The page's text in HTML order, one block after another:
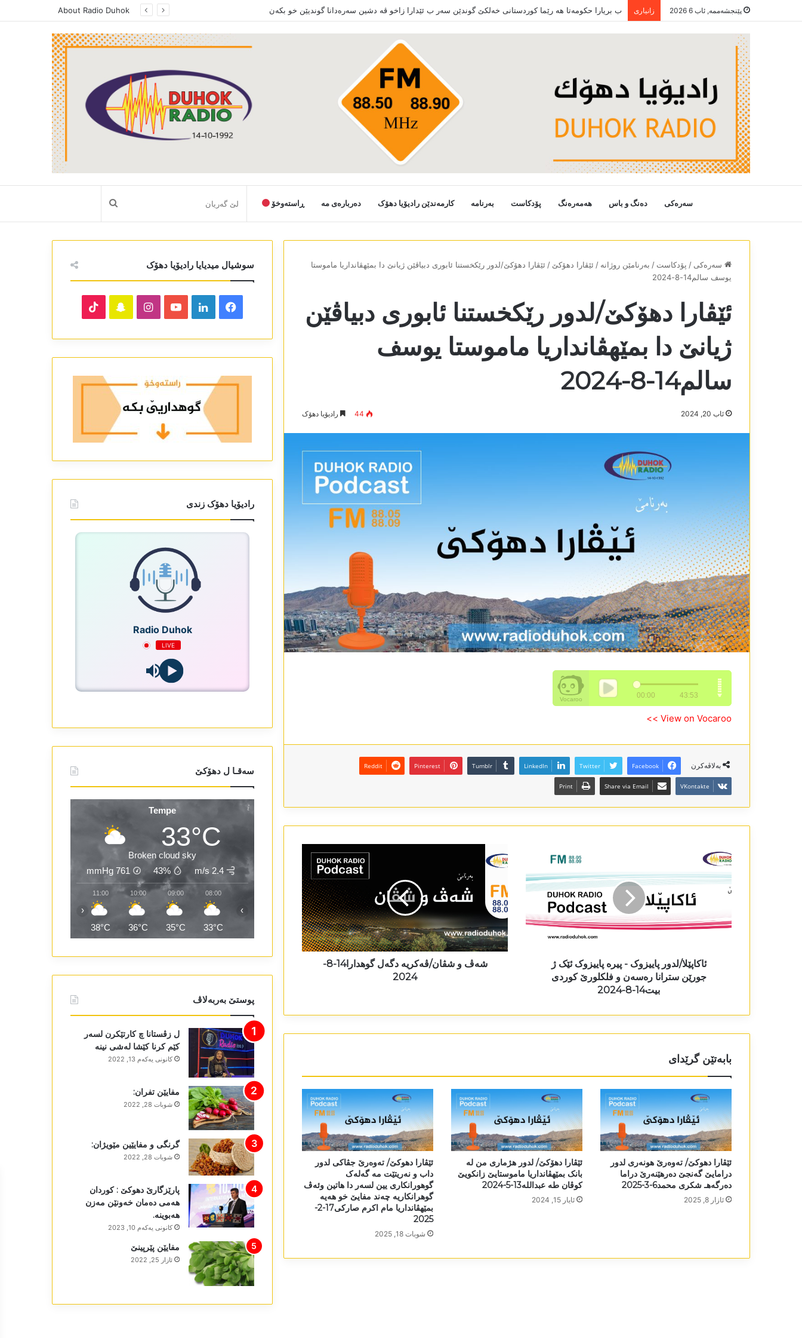
پێنجشەممە, ئاب 6 2026 زانیاری ھەر سترانەک چێرۆکەکە About Radio Duhok
سەرەکی دەنگ و باس هەمەرەنگ پۆدکاست بەرنامە کارمەندێن رادیۆیا دھۆک دەربارەی مە ڕاستەوخۆ لێ
گەریان
سەرەکی / پۆدکاست / بەرنامێن روژانە / ئێڤارا دھۆکێ / ئێڤارا دھۆکێ/لدور رێکخستنا ئابوری دبیاڤێن ژیانێ دا بمێھڤانداریا ماموستا
یوسف سالم14-8-2024
ئێڤارا دھۆکێ/لدور رێکخستنا ئابوری دبیاڤێن
ژیانێ دا بمێھڤانداریا ماموستا یوسف
سالم14-8-2024
ئاب 20, 2024 44 رادیۆیا دھۆک
View on Vocaroo >>
بەلاڤەکرن Facebook
Twitter
LinkedIn
Tumblr
Pinterest
Reddit
VKontakte
Share via Email
Print
ئاکاپێلا/لدور پاییزوک - پیرە پاییزوک ئێک ژ
جورێن سترانا رەسەن و فلکلورێ کوردی
بیت14-8-2024
شەڤ و شڤان/ڤەکریە دگەل گوھدارا14-8-
2024
بابەتێن گرێدای
ئێڤارا دھوکێ/ تەوەرێ ھونەری لدور
درامایێ گەنجێ دەرھێنەرێ دراما
دەرگەهـ شکری محمد6-3-2025
ئازار 8, 2025
ئێڤارا دھۆکێ/ لدور ھژماری من لە
بانک بمێھڤانداریا ماموستایێ زانکویێ
کوڤان طه عبداللە13-5-2024
ئایار 15, 2024
ئێڤارا دھوکێ/ تەوەرێ جڤاکی لدور
داب و نەریتێت مە گەلەک
گوھورانکاری یین لسەر دا ھاتین وئەڤ
گوھرانکاریە چەند مفایێ خو ھەیە
بمێھڤانداریا مام اکرم صارکی17-2-
2025
شوبات 18, 2025
سوشیال میدیایا رادیۆیا دھۆک
Facebook
LinkedIn
YouTube
Instagram
Snapchat
رادیۆیا دھۆک زندی
Radio Duhok
LIVE
سەقـا ل دھۆکێ
Tempe
33°C
Broken cloud sky
2.4 m/s
43%
761
mmHg
08:00
33°C
09:00
35°C
10:00
36°C
11:00
38°C
‹ ›
پوستێ بەربەلاڤ
ل زڤستانا چ کارتێکرن لسەر
کێم کرنا کێشا لەشی نینە
كانونی یه‌كه‌م 13, 2022
مفایێن تفران:
شوبات 28, 2022
گرنگی و مفایێین مێویژان:
شوبات 28, 2022
پارێزگارێ دھوکێ : کوردان
ھەمی دەمان خەونێن مەزن
ھەبوینە.
كانونی یه‌كه‌م 10, 2023
مفایێن پێرپینێ
ئازار 25, 2022